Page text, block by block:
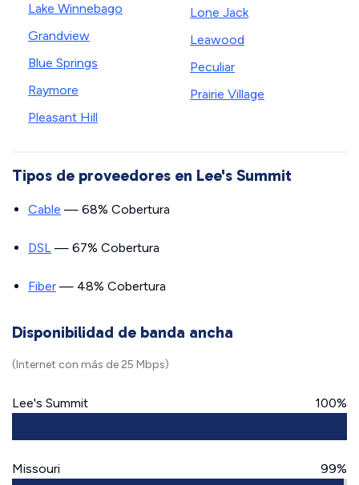
Lake Winnebago
Grandview
Blue Springs
Raymore
Pleasant Hill
Lone Jack
Leawood
Peculiar
Prairie Village
Tipos de proveedores en Lee's Summit
Cable — 68% Cobertura
DSL — 67% Cobertura
Fiber — 48% Cobertura
Disponibilidad de banda ancha
(Internet con más de 25 Mbps)
Lee's Summit 100%
Missouri 99%